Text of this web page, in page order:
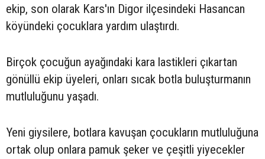
ekip, son olarak Kars'ın Digor ilçesindeki Hasancan
köyündeki çocuklara yardım ulaştırdı.
Birçok çocuğun ayağındaki kara lastikleri çıkartan
gönüllü ekip üyeleri, onları sıcak botla buluşturmanın
mutluluğunu yaşadı.
Yeni giysilere, botlara kavuşan çocukların mutluluğuna
ortak olup onlara pamuk şeker ve çeşitli yiyecekler